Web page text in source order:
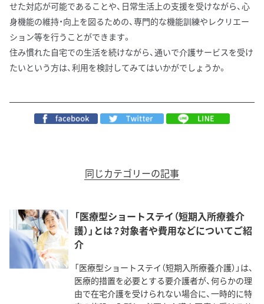
せた対応が可能であることや、日常生活上の支援を受けながら、心
身機能の維持・向上を図るための、専門的な機能訓練やレクリエー
ション等を行うことができます。
住み慣れた自宅での生活を続けながら、通いで介護サービスを受け
たいという方は、利用を検討してみてはいかがでしょうか。
同じカテゴリーの記事
「医療型ショートステイ（短期入所療養介
護）」とは？対象者や費用などについてご紹
介
「医療型ショートステイ（短期入所療養介護）」は、
医療的措置を必要とする要介護者が、何らかの理
由で在宅介護を受けられない場合に、一時的に特